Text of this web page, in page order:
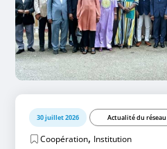
30 juillet 2026 Actualité du réseau
Coopération, Institution